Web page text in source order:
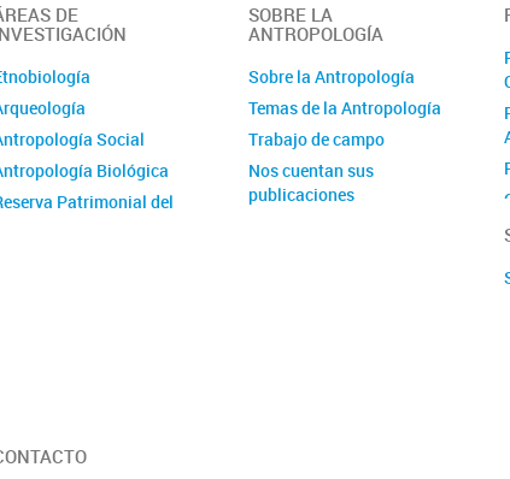
DE
Social
Biológica
Patrimonial del
SOBRE LA
ANTROPOLOGÍA
Sobre la Antropología
Temas de la Antropología
Trabajo de campo
Nos cuentan sus
publicaciones